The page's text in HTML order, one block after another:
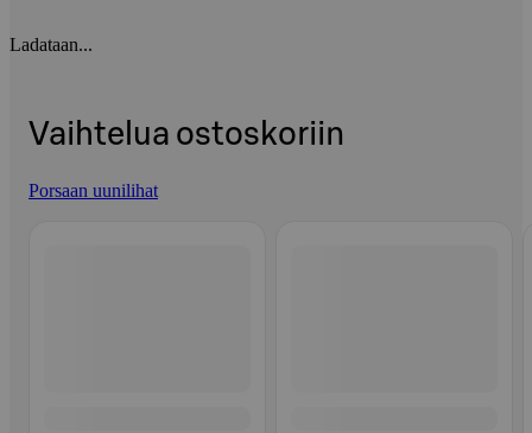
Ladataan...
Vaihtelua ostoskoriin
Porsaan uunilihat